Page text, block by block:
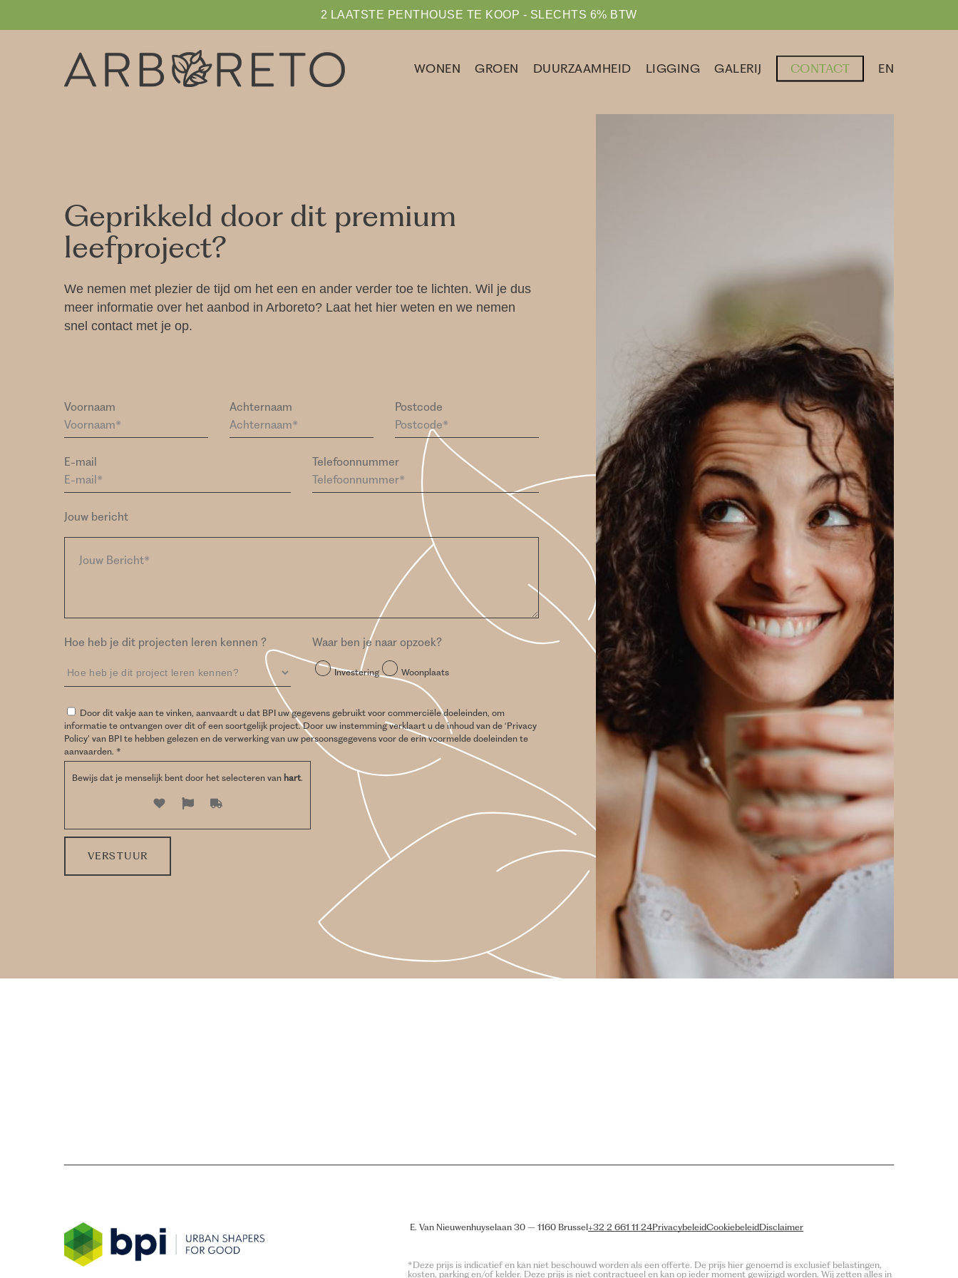
to
2 LAATSTE PENTHOUSE TE KOOP - SLECHTS 6% BTW
WONEN GROEN DUURZAAMHEID LIGGING GALERIJ CONTACT EN
Geprikkeld door dit premium
leefproject?
We nemen met plezier de tijd om het een en ander verder toe te lichten. Wil je dus
meer informatie over het aanbod in Arboreto? Laat het hier weten en we nemen
snel contact met je op.
Voornaam Achternaam Postcode
E-mail Telefoonnummer
Jouw bericht
Hoe heb je dit projecten leren kennen ? Waar ben je naar opzoek?
Investering Woonplaats
Door dit vakje aan te vinken, aanvaardt u dat BPI uw gegevens gebruikt voor commerciële doeleinden, om
informatie te ontvangen over dit of een soortgelijk project. Door uw instemming verklaart u de inhoud van de ‘Privacy
Policy’ van BPI te hebben gelezen en de verwerking van uw persoonsgegevens voor de erin voormelde doeleinden te
aanvaarden. *
Bewijs dat je menselijk bent door het selecteren van hart.
E. Van Nieuwenhuyselaan 30 – 1160 Brussel+32 2 661 11 24PrivacybeleidCookiebeleidDisclaimer
*Deze prijs is indicatief en kan niet beschouwd worden als een offerte. De prijs hier genoemd is exclusief belastingen,
kosten, parking en/of kelder. Deze prijs is niet contractueel en kan op ieder moment gewijzigd worden. Wij zetten alles in